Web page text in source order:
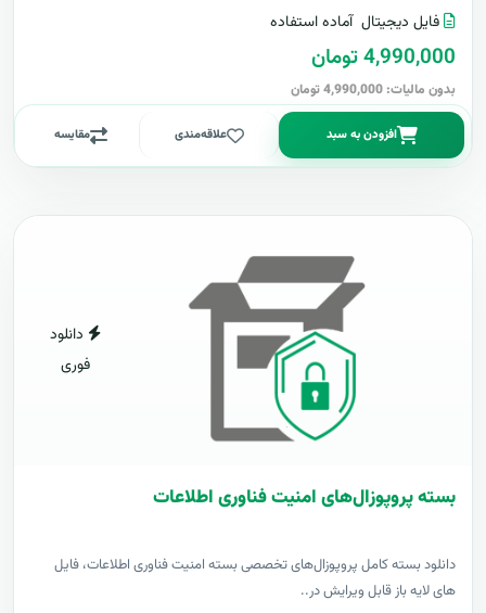
فایل دیجیتال آماده استفاده
4,990,000 تومان
بدون مالیات: 4,990,000 تومان
افزودن به سبد علاقه‌مندی مقایسه
دانلود
فوری
بسته پروپوزال‌های امنیت فناوری اطلاعات
دانلود بسته کامل پروپوزال‌های تخصصی بسته امنیت فناوری اطلاعات، فایل
های لایه باز قابل ویرایش در..